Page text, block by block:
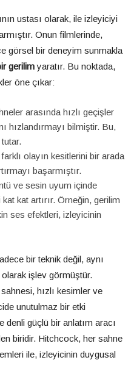
ustası olarak, ile izleyiciyi
Onun filmlerinde,
görsel bir deneyim sunmakla
gerilimyaratır. Bu noktada,
öne çıkar:
arasında hızlı geçişler
hızlandırmayı bilmiştir. Bu,
olayın kesitlerini bir arada
başarmıştır.
ve sesin uyum içinde
kat artırır. Örneğin, gerilim
ses efektleri, izleyicinin
bir teknik değil, aynı
olarak işlev görmüştür.
hızlı kesimler ve
unutulmaz bir etki
denli güçlü bir anlatım aracı
biridir. Hitchcock, her sahne
ile, izleyicinin duygusal